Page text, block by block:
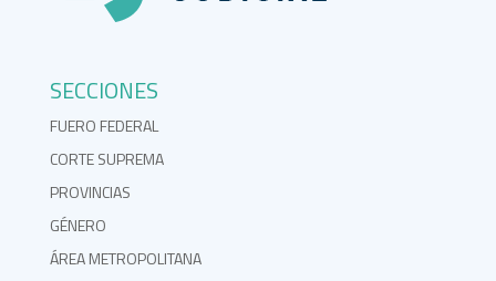
SECCIONES
FUERO FEDERAL
CORTE SUPREMA
PROVINCIAS
GÉNERO
ÁREA METROPOLITANA